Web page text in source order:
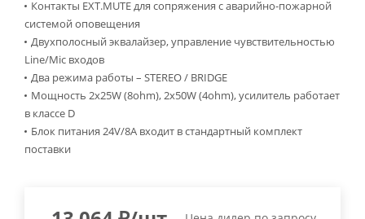
Контакты EXT.MUTE для сопряжения с аварийно-пожарной
системой оповещения
Двухполосный эквалайзер, управление чувствительностью
Line/Mic входов
Два режима работы – STEREO / BRIDGE
Мощность 2х25W (8ohm), 2х50W (4ohm), усилитель работает
в классе D
Блок питания 24V/8A входит в стандартный комплект
поставки